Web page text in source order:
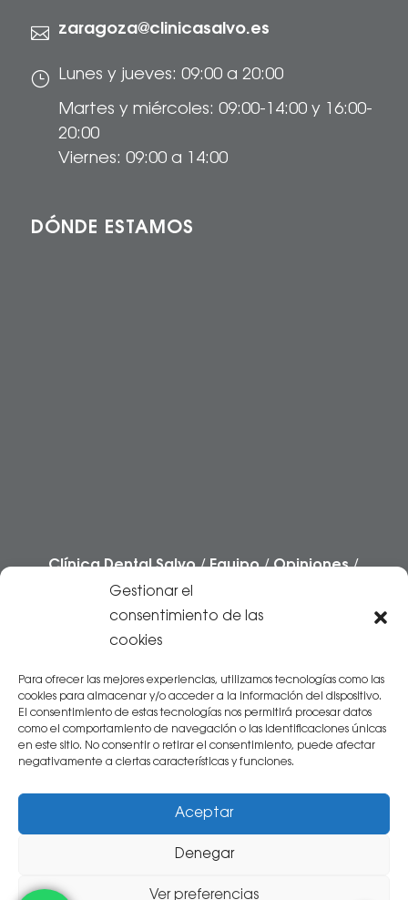
Gestionar el
consentimiento de las
cookies
Para ofrecer las mejores experiencias, utilizamos tecnologías como las
cookies para almacenar y/o acceder a la información del dispositivo.
El consentimiento de estas tecnologías nos permitirá procesar datos
como el comportamiento de navegación o las identificaciones únicas
en este sitio. No consentir o retirar el consentimiento, puede afectar
negativamente a ciertas características y funciones.
Aceptar
Denegar
Ver preferencias
 zaragoza@clinicasalvo.es
} Lunes y jueves: 09:00 a 20:00
Martes y miércoles: 09:00-14:00 y 16:00-
20:00
Viernes: 09:00 a 14:00
DÓNDE ESTAMOS
Clínica Dental Salvo/Equipo/Opiniones/
Casos/Preguntas frecuentes
/Contacto
de Aragón.Inscrito en el Registro Sanitario
con Nº 5024261
Política de Privacidad|Política de Cookies